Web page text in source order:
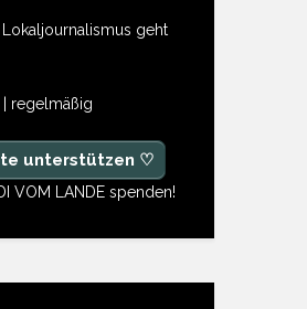
geht
regelmäßig
unterstützen ♡
VOM LANDE spenden!